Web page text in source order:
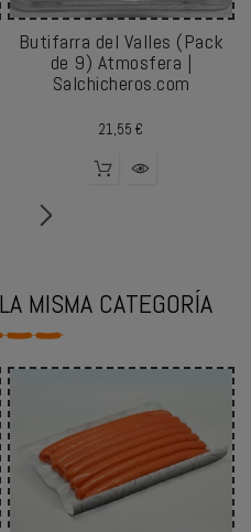
Butifarra del Valles (Pack
de 9) Atmosfera |
Salchicheros.com
21,55 €
MISMA CATEGORÍA